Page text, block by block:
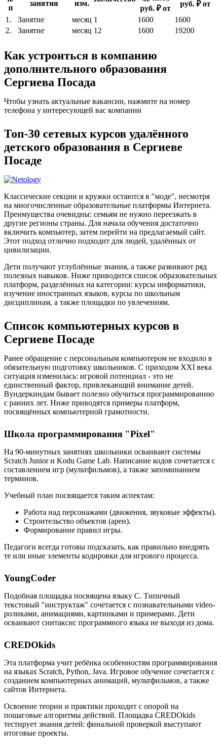
п
занятия
изм.
руб. ₽ от
руб. ₽ от
1.
Занятие месяц 1 1600
1600
2.
Занятие месяц 12 1600 19200
Как устроиться в компанию
дополнительного образования
Сергиева Посада
Чтобы узнать актуальные вакансии, нажмите на номер
телефона у интересующей вас компании
Топ-30 сетевых курсов удалённого
детского образования в Сергиеве
Посаде
Классические секции и кружки остаются в "моде", несмотря
на многочисленные образовательные платформы Интернета.
Преимущества очевидны: семьям не нужно переезжать в
другие регионы страны. Для начала обучения достаточно
включить компьютер, затем перейти на предлагаемый сайт.
Этот подход отлично подходит для людей, удалённых от
цивилизации.
Дети получают углублённые знания, а также развивают ряд
полезных навыков. Ниже приводится список образовательных
платформ, разделённых на категории: курсы информатики,
изучение иностранных языков, курсы по школьным
дисциплинам, а также площадки по увлечениям.
Список компьютерных курсов в
Сергиеве Посаде
Ранее обращение с персональным компьютером не входило в
обязательную подготовку школьников. С приходом XXI века
ситуация изменилась: игровой потенциал - это не
единственный фактор, привлекающий внимание детей.
Вундеркиндам бывает полезно обучиться программированию
с ранних лет. Ниже приводятся примеры платформ,
посвящённых компьютерной грамотности.
Школа программирования "Pixel"
На 90-минутных занятиях школьники осваивают системы
Scratch Junior и Kodu Game Lab. Написание кодов сочетается с
составлением игр (мультфильмов), а также запоминанием
терминов.
Учебный план посвящается таким аспектам:
Работа над персонажами (движения, звуковые эффекты).
Строительство объектов (арен).
Формирование правил игры.
Педагоги всегда готовы подсказать, как правильно внедрять
те или иные элементы кодировки для игрового процесса.
YoungCoder
Подобная площадка посвящена языку C. Типичный
текстовый "инструктаж" сочетается с познавательными video-
роликами, анимациями, картинками и примерами. Дети
осваивают синтаксис программного языка не выходя из дома.
CREDOkids
Эта платформа учит ребёнка особенностям программирования
на языках Scratch, Python, Java. Игровое обучение сочетается с
созданием компьютерных анимаций, мультфильмов, а также
сайтов Интернета.
Освоение теории и практики проходит с опорой на
пошаговые алгоритмы действий. Площадка CREDOkids
тестирует знания детей: финальной проверкой выступают
итоговые проекты.